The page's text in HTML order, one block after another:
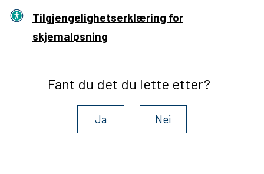
Tilgjengelighetserklæring for
skjemaløsning
Fant du det du lette etter?
Ja Nei